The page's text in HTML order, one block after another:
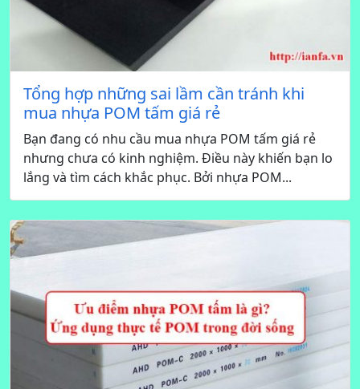
Tổng hợp những sai lầm cần tránh khi
mua nhựa POM tấm giá rẻ
Bạn đang có nhu cầu mua nhựa POM tấm giá rẻ
nhưng chưa có kinh nghiệm. Điều này khiến bạn lo
lắng và tìm cách khắc phục. Bởi nhựa POM...